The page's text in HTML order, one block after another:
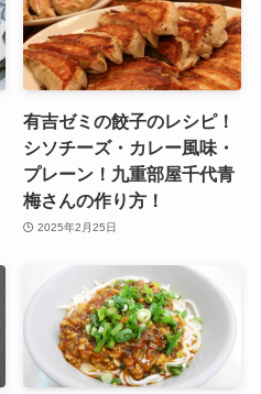
有吉ゼミの餃子のレシピ！
シソチーズ・カレー風味・
プレーン！九重部屋千代青
梅さんの作り方！
2025年2月25日